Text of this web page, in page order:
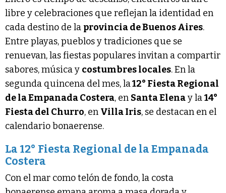
libre y celebraciones que reflejan la identidad en
cada destino de la provincia de Buenos Aires.
Entre playas, pueblos y tradiciones que se
renuevan, las fiestas populares invitan a compartir
sabores, música y costumbres locales. En la
segunda quincena del mes, la12° Fiesta Regional
de la Empanada Costera, en Santa Elenay la14°
Fiesta del Churro, en Villa Iris, se destacan en el
calendario bonaerense.
La 12° Fiesta Regional de la Empanada
Costera
Con el mar como telón de fondo, la costa